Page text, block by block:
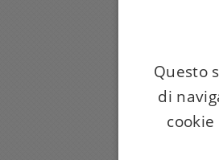
Questo
di